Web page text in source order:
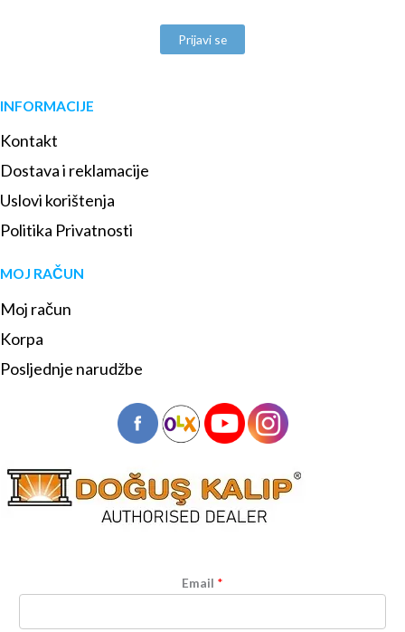
Prijavi se
INFORMACIJE
Kontakt
Dostava i reklamacije
Uslovi korištenja
Politika Privatnosti
MOJ RAČUN
Moj račun
Korpa
Posljednje narudžbe
Email *